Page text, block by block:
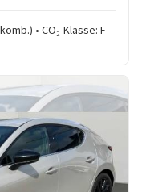
• CO₂-Klasse: F